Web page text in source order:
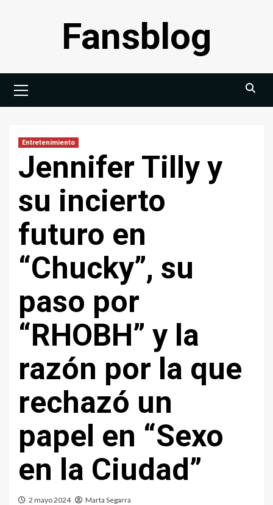
Fansblog
principal
Entretenimiento
Jennifer Tilly y
su incierto
futuro en
“Chucky”, su
paso por
“RHOBH” y la
razón por la que
rechazó un
papel en “Sexo
en la Ciudad”
2 mayo 2024 Marta Segarra